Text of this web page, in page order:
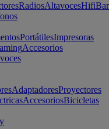
RadiosAltavocesHifi
PortátilesImpresoras
Accesorios
AdaptadoresProyectores
AccesoriosBicicletas